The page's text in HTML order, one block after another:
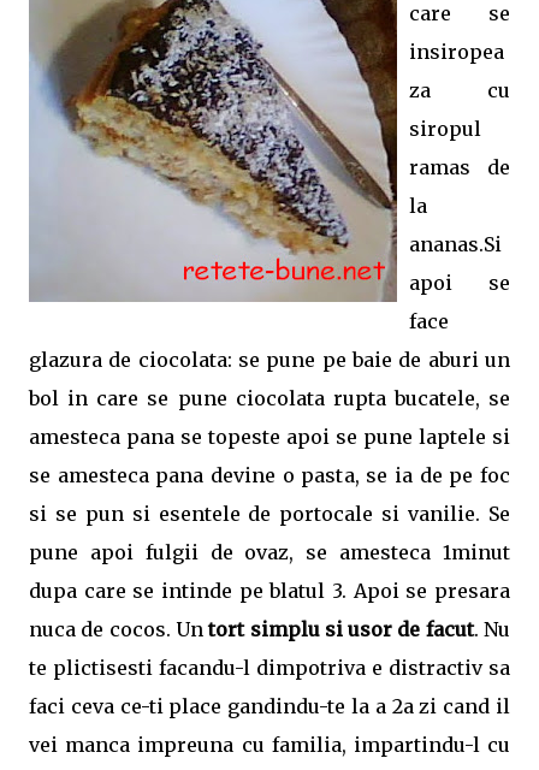
care se
insiropea
za cu
siropul
ramas de
la
ananas.Si
apoi se
face
glazura de ciocolata: se pune pe baie de aburi un
bol in care se pune ciocolata rupta bucatele, se
amesteca pana se topeste apoi se pune laptele si
se amesteca pana devine o pasta, se ia de pe foc
si se pun si esentele de portocale si vanilie. Se
pune apoi fulgii de ovaz, se amesteca 1minut
dupa care se intinde pe blatul 3. Apoi se presara
nuca de cocos. Untort simplu si usor de facut. Nu
te plictisesti facandu-l dimpotriva e distractiv sa
faci ceva ce-ti place gandindu-te la a 2a zi cand il
vei manca impreuna cu familia, impartindu-l cu